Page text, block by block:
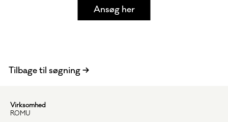
Ansøg her
Tilbage til søgning
Virksomhed
ROMU